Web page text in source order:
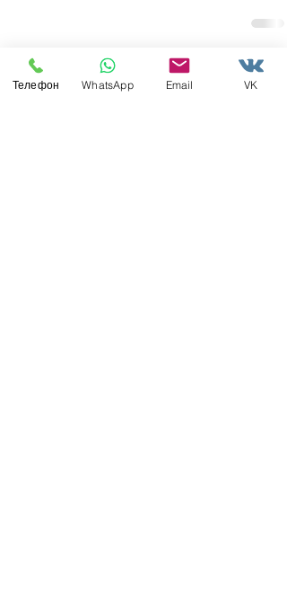
Недавние посты Смотреть все
Телефон WhatsApp Email VK